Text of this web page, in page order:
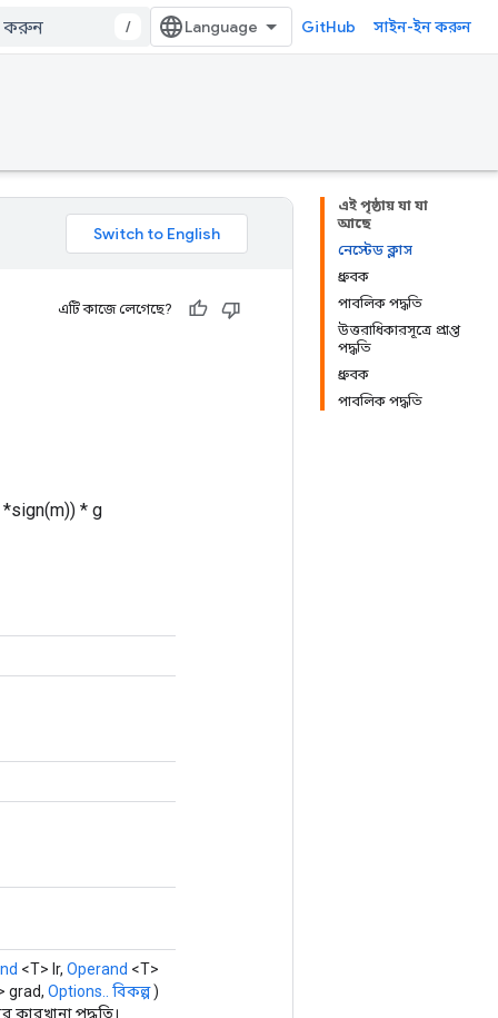
/ GitHub সাইন-ইন করুন
এই পৃষ্ঠায় যা যা
আছে
নেস্টেড ক্লাস
ধ্রুবক
পাবলিক পদ্ধতি
উত্তরাধিকারসূত্রে প্রাপ্ত
পদ্ধতি
ধ্রুবক
পাবলিক পদ্ধতি
এটি কাজে লেগেছে?
* g
<T> lr, Operand <T>
grad, Options.. বিকল্প)
পদ্ধতি।